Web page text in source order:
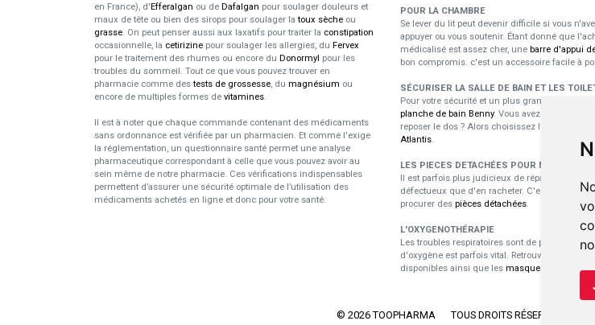
en France), d'Efferalgan ou de Dafalgan pour soulager douleurs et
maux de tête ou bien des sirops pour soulager latoux sèche ou
grasse. On peut penser aussi aux laxatifs pour traiter la constipation
occasionnelle, la cetirizine pour soulager les allergies, du Fervex
pour le traitement des rhumes ou encore du Donormyl pour les
troubles du sommeil. Tout ce que vous pouvez trouver en
pharmacie comme destests de grossesse, du magnésium ou
encore de multiples formes de vitamines.
Il est à noter que chaque commande contenant des médicaments
sans ordonnance est vérifiée par un pharmacien. Et comme l'exige
la réglementation, un questionnaire santé permet une analyse
pharmaceutique correspondant à celle que vous pouvez avoir au
sein même de notre pharmacie. Ces vérifications indispensables
permettent d’assurer une sécurité optimale de l’utilisation des
médicaments achetés en ligne et donc pour votre santé.
POUR LA CHAMBRE
Se lever du lit peut devenir difficile si vous
appuyer ou vous soutenir. Étant donné que
médicalisé est assez cher, une barre d'appui
bon compromis. c'est un accessoire facile à
SÉCURISER LA SALLE DE BAIN ET LES
Pour votre sécurité et un plus grand confort
planche de bain Benny. Vous avez besoin d'un
reposer le dos ? Alors choisissez le
Atlantis.
LES PIECES DETACHÉES POUR MATÉRIEL
Il est parfois plus judicieux de réparer du
défectueux que d'en racheter. C'est là toute
procurer des pièces détachées.
L'OXYGENOTHÉRAPIE
Les troubles respiratoires sont de plus ne plus
d'oxygène est parfois vital. Retrouvez les
disponibles ainsi que les masques et lunettes
© 2026 TOOPHARMA TOUS DROITS RÉSERVÉS.